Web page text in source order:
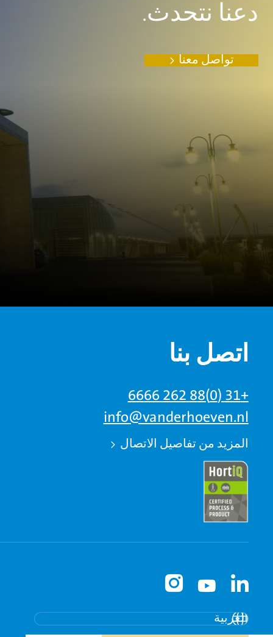
دعنا نتحدث.
تواصل معنا
اتصل بنا
+31 (0)88 262 6666
info@vanderhoeven.nl
المزيد من تفاصيل الاتصال
العربية
Nederlands